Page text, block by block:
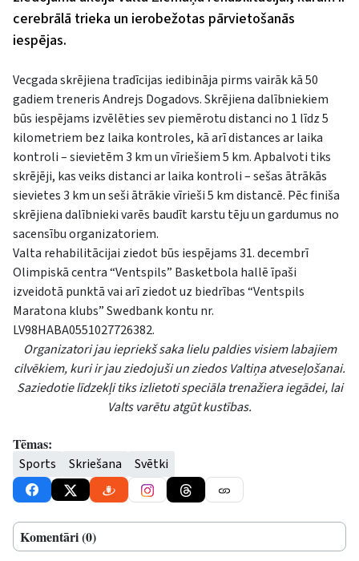
cerebrālā trieka un ierobežotas pārvietošanās
iespējas.
Vecgada skrējiena tradīcijas iedibināja pirms vairāk kā 50
gadiem treneris Andrejs Dogadovs. Skrējiena dalībniekiem
būs iespējams izvēlēties sev piemērotu distanci no 1 līdz 5
kilometriem bez laika kontroles, kā arī distances ar laika
kontroli – sievietēm 3 km un vīriešiem 5 km. Apbalvoti tiks
skrējēji, kas veiks distanci ar laika kontroli – sešas ātrākās
sievietes 3 km un seši ātrākie vīrieši 5 km distancē. Pēc finiša
skrējiena dalībnieki varēs baudīt karstu tēju un gardumus no
sacensību organizatoriem.
Valta rehabilitācijai ziedot būs iespējams 31. decembrī
Olimpiskā centra “Ventspils” Basketbola hallē īpaši
izveidotā punktā vai arī ziedot uz biedrības “Ventspils
Maratona klubs” Swedbank kontu nr.
LV98HABA0551027726382.
Organizatori jau iepriekš saka lielu paldies visiem labajiem
cilvēkiem, kuri ir jau ziedojuši un ziedos Valtiņa atveseļošanai.
Saziedotie līdzekļi tiks izlietoti speciāla trenažiera iegādei, lai
Valts varētu atgūt kustības.
Tēmas:
Sports Skriešana Svētki
Komentāri (0)